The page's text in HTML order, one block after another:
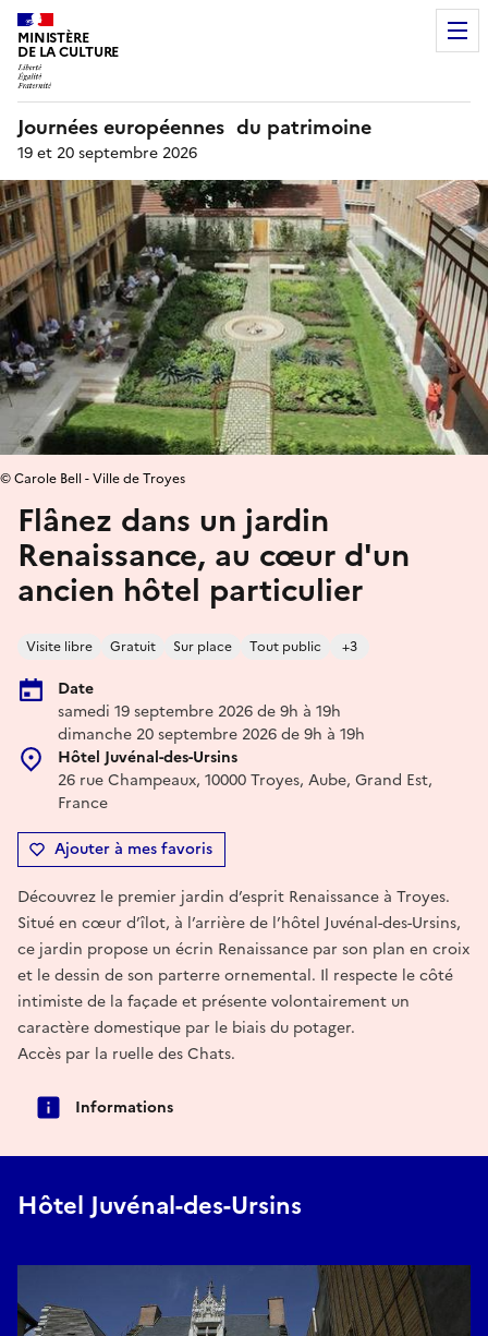
MINISTÈRE
DE LA CULTURE
Journées européennes du patrimoine
19 et 20 septembre 2026
Flânez dans un jardin
Renaissance, au cœur d'un
ancien hôtel particulier
Visite libre Gratuit Sur place Tout public +3
Date
samedi 19 septembre 2026 de 9h à 19h
dimanche 20 septembre 2026 de 9h à 19h
Hôtel Juvénal-des-Ursins
26 rue Champeaux, 10000 Troyes, Aube, Grand Est,
France
Ajouter à mes favoris
© Carole Bell - Ville de Troyes
Découvrez le premier jardin d’esprit Renaissance à Troyes.
Situé en cœur d’îlot, à l’arrière de l’hôtel Juvénal-des-Ursins,
ce jardin propose un écrin Renaissance par son plan en croix
et le dessin de son parterre ornemental. Il respecte le côté
intimiste de la façade et présente volontairement un
caractère domestique par le biais du potager.
Accès par la ruelle des Chats.
Informations
Hôtel Juvénal-des-Ursins